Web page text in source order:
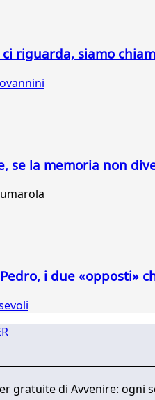
riguarda, siamo
se la memoria non
i due «opposti»
gratuite di Avvenire: ogni